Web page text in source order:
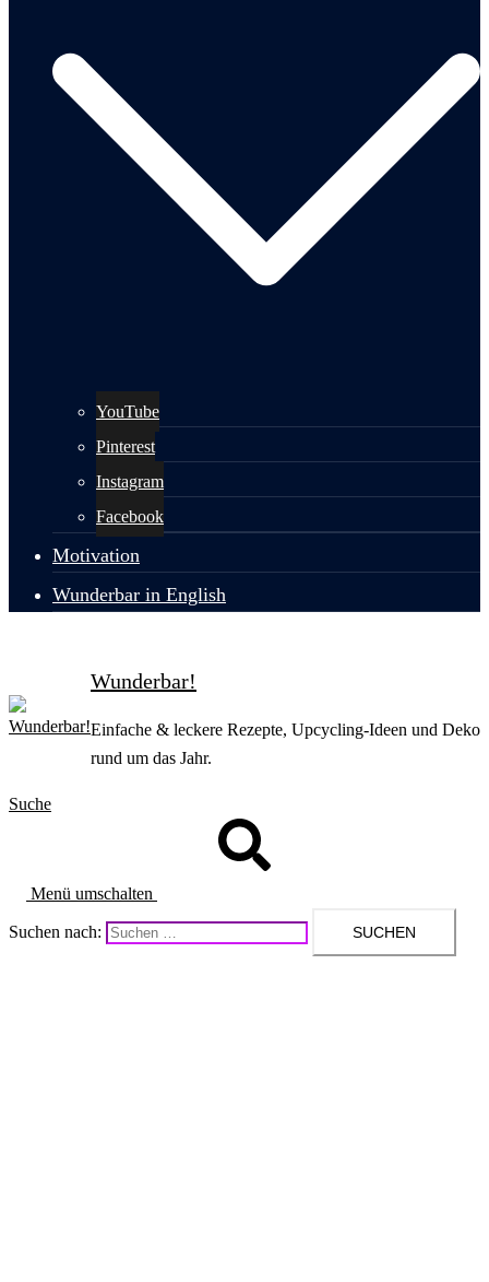
YouTube
Pinterest
Instagram
Facebook
Motivation
Wunderbar in English
Wunderbar!
Einfache & leckere Rezepte, Upcycling-Ideen und Deko
rund um das Jahr.
Suche
Menü umschalten
Suchen nach: